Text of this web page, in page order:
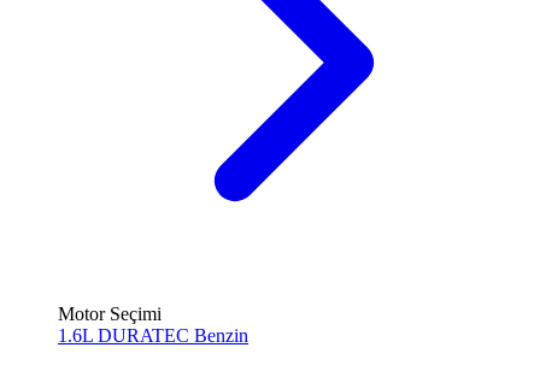
Motor Seçimi
1.6L DURATEC Benzin